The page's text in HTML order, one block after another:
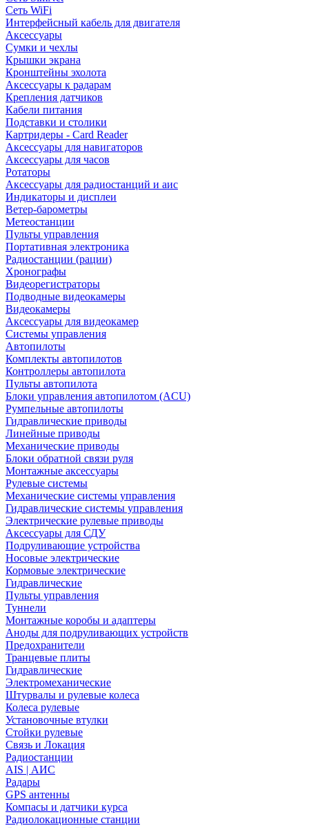
Сеть WiFi
Интерфейсный кабель для двигателя
Аксессуары
Сумки и чехлы
Крышки экрана
Кронштейны эхолота
Аксессуары к радарам
Крепления датчиков
Кабели питания
Подставки и столики
Картридеры - Card Reader
Аксессуары для навигаторов
Аксессуары для часов
Ротаторы
Аксессуары для радиостанций и аис
Индикаторы и дисплеи
Ветер-барометры
Метеостанции
Пульты управления
Портативная электроника
Радиостанции (рации)
Хронографы
Видеорегистраторы
Подводные видеокамеры
Видеокамеры
Аксессуары для видеокамер
Системы управления
Автопилоты
Комплекты автопилотов
Контроллеры автопилота
Пульты автопилота
Блоки управления автопилотом (ACU)
Румпельные автопилоты
Гидравлические приводы
Линейные приводы
Механические приводы
Блоки обратной связи руля
Монтажные аксессуары
Рулевые системы
Механические системы управления
Гидравлические системы управления
Электрические рулевые приводы
Аксессуары для СДУ
Подруливающие устройства
Носовые электрические
Кормовые электрические
Гидравлические
Пульты управления
Туннели
Монтажные коробы и адаптеры
Аноды для подруливающих устройств
Предохранители
Транцевые плиты
Гидравлические
Электромеханические
Штурвалы и рулевые колеса
Колеса рулевые
Установочные втулки
Стойки рулевые
Связь и Локация
Радиостанции
AIS | АИС
Радары
GPS антенны
Компасы и датчики курса
Радиолокационные станции